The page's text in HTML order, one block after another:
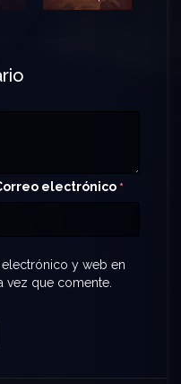
electrónico *
y web en
vez que comente.